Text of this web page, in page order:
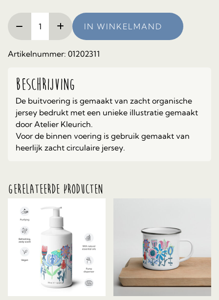
Kindersjaal.
Design
Atelier
Kleurich.
IN WINKELMAND
Artikelnummer: 01202311
Beschrijving
De buitvoering is gemaakt van zacht organische
jersey bedrukt met een unieke illustratie gemaakt
door Atelier Kleurich.
Voor de binnen voering is gebruik gemaakt van
heerlijk zacht circulaire jersey.
Gerelateerde producten